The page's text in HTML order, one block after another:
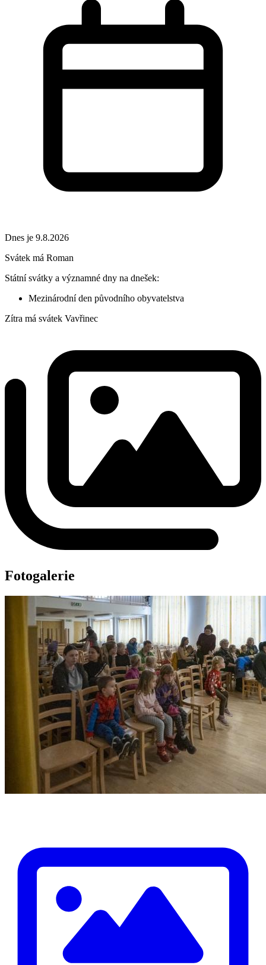
Dnes je 9.8.2026
Svátek má Roman
Státní svátky a významné dny na dnešek:
Mezinárodní den původního obyvatelstva
Zítra má svátek Vavřinec
Fotogalerie